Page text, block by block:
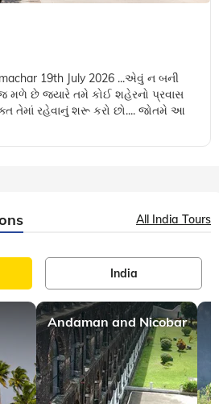
19th July 2026 ...એવું ન બની
મળે છે જ્યારે તમે કોઈ શહેરનો પ્રવાસ
તેમાં રહેવાનું શરૂ કરો છો.... જોતમે આ
All India Tours
India
Andaman and Nicobar